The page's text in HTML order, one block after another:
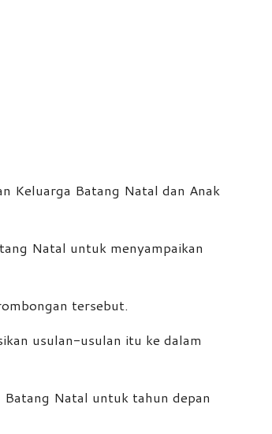
Keluarga Batang Natal dan Anak
Natal untuk menyampaikan
tersebut.
usulan-usulan itu ke dalam
Batang Natal untuk tahun depan